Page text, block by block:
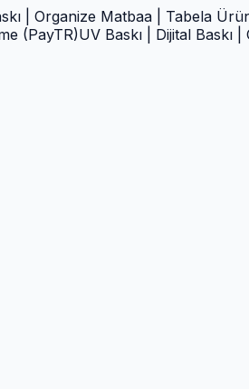
Organize Matbaa | Tabela Ürünleri
UV Baskı | Dijital Baskı |